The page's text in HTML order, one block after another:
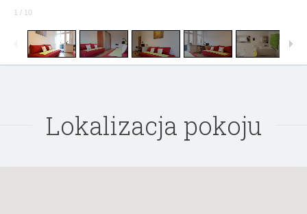
1 / 10
Lokalizacja pokoju